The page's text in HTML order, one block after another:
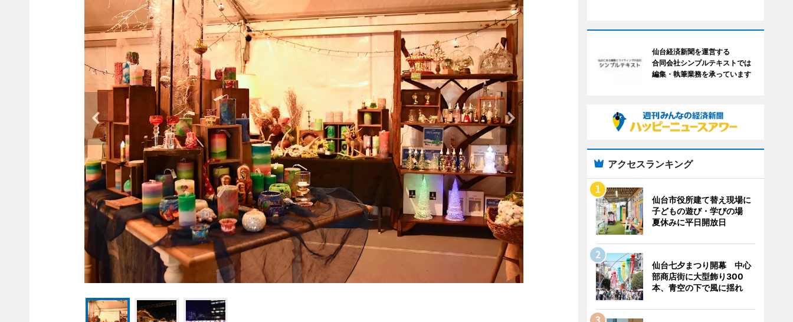
仙台経済新聞を運営する
合同会社シンプルテキストでは
編集・執筆業務を承っています
アクセスランキング
仙台市役所建て替え現場に
子どもの遊び・学びの場
夏休みに平日開放日
仙台七夕まつり開幕 中心
部商店街に大型飾り300
本、青空の下で風に揺れ